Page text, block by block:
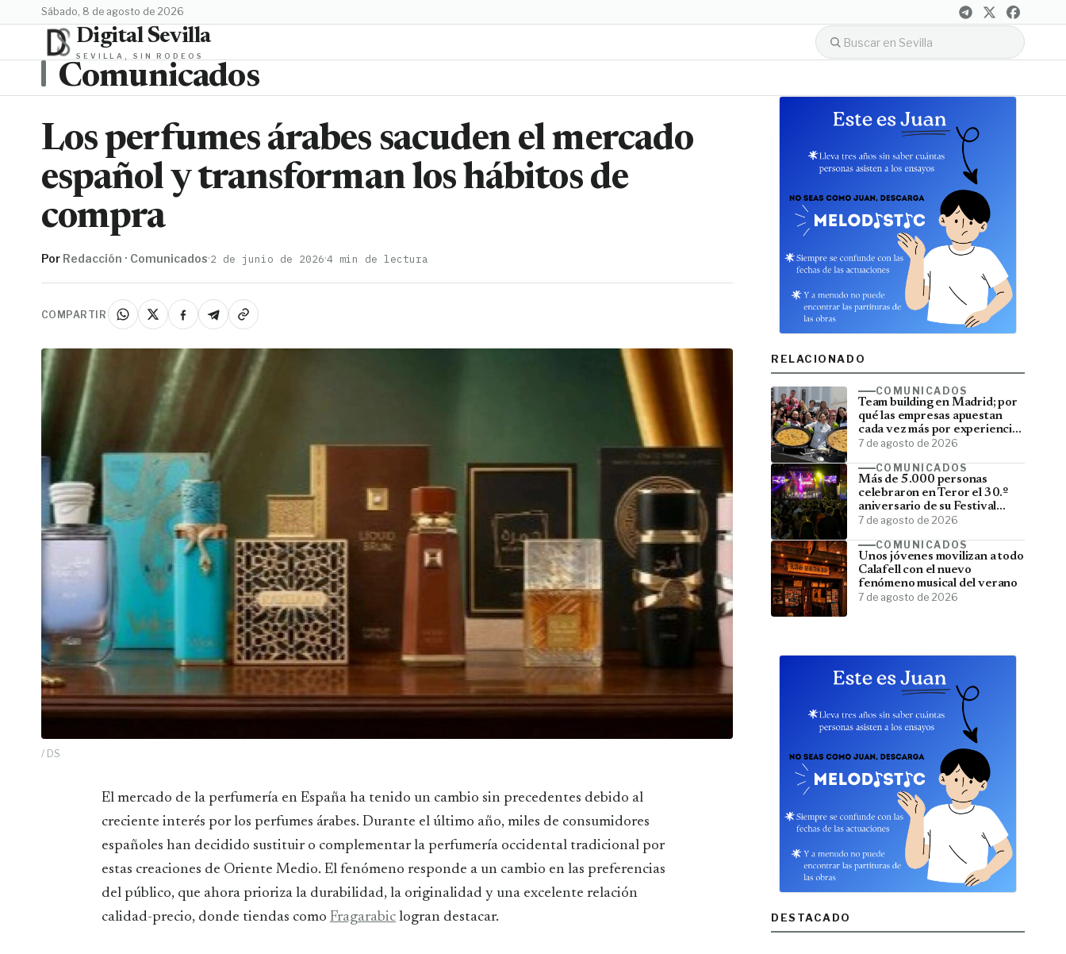
sábado, 8 de agosto de 2026
Digital Sevilla
SEVILLA, SIN RODEOS
Comunicados
Los perfumes árabes sacuden el mercado
español y transforman los hábitos de
compra
Por Redacción · Comunicados·2 de junio de 2026·4 min de lectura
COMPARTIR
/ DS
El mercado de la perfumería en España ha tenido un cambio sin precedentes debido al
creciente interés por los perfumes árabes. Durante el último año, miles de consumidores
españoles han decidido sustituir o complementar la perfumería occidental tradicional por
estas creaciones de Oriente Medio. El fenómeno responde a un cambio en las preferencias
del público, que ahora prioriza la durabilidad, la originalidad y una excelente relación
calidad-precio, donde tiendas como Fragarabic logran destacar.
RELACIONADO
COMUNICADOS
Team building en Madrid; por
qué las empresas apuestan
cada vez más por experiencias
que fortalecen sus equipos
7 de agosto de 2026
COMUNICADOS
Más de 5.000 personas
celebraron en Teror el 30.º
aniversario de su Festival
Latino
7 de agosto de 2026
COMUNICADOS
Unos jóvenes movilizan a todo
Calafell con el nuevo
fenómeno musical del verano
7 de agosto de 2026
DESTACADO